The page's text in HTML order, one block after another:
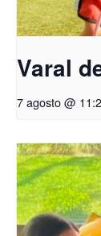
Varal
7 agosto @